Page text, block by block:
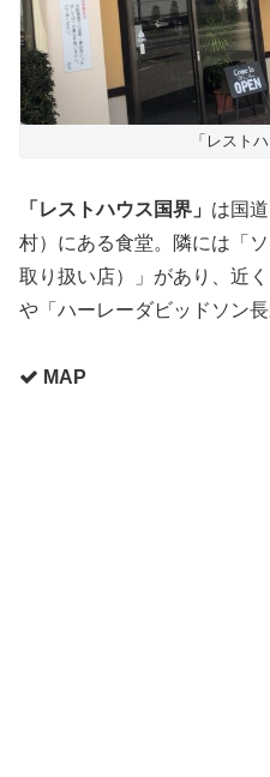
「レスト
「レストハウス国界」 は国
村）にある食堂。隣には「
取り扱い店）」があり、近
や「ハーレーダビッドソン長
MAP